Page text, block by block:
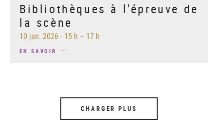
Bibliothèques à l'épreuve de
la scène
10 jan. 2026 - 15 h – 17 h
EN SAVOIR
CHARGER PLUS